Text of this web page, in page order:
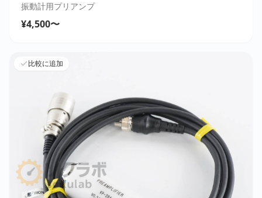
振動計用プリアンプ
¥4,500〜
比較に追加